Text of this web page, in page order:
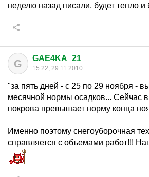
неделю назад писали, будет тепло и
G GAE4KA_21
15:22, 29.11.2010
"за пять дней - с 25 по 29 ноября -
месячной нормы осадков... Сейчас
покрова превышает норму конца
Именно поэтому снегоуборочная
справляется с объемами работ!!!